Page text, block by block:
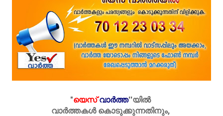
"യെസ് വാർത്ത''യിൽ
വാർത്തകൾ കൊടുക്കുന്നതിനും,